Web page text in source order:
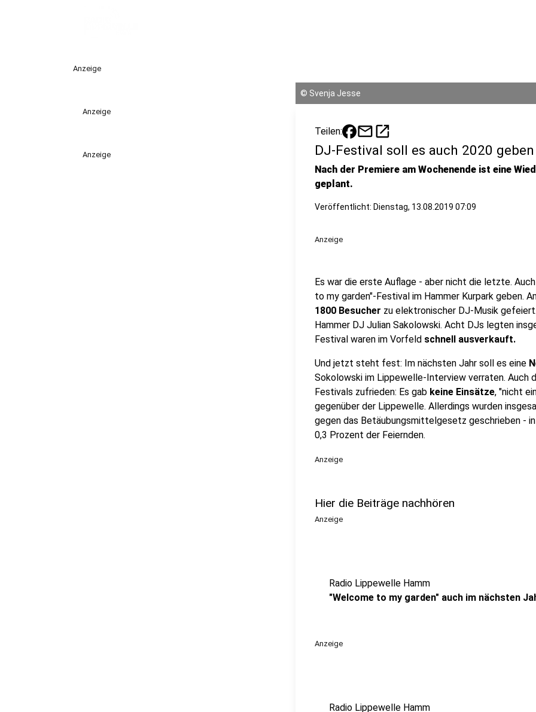
Anzeige
Anzeige
Anzeige
© Svenja Jesse
Teilen: mailopen_in_new
DJ-Festival soll es auch 2020 geben
Nach der Premiere am Wochenende ist eine
geplant.
Veröffentlicht: Dienstag, 13.08.2019 07:09
Anzeige
Es war die erste Auflage - aber nicht die letzte.
to my garden"-Festival im Hammer Kurpark geben.
1800 Besucher zu elektronischer DJ-Musik
Hammer DJ Julian Sakolowski. Acht DJs legten
Festival waren im Vorfeld schnell ausverkauft.
Und jetzt steht fest: Im nächsten Jahr soll es eine
Sokolowski im Lippewelle-Interview verraten. Auch
Festivals zufrieden: Es gab keine Einsätze, "nicht
gegenüber der Lippewelle. Allerdings wurden
gegen das Betäubungsmittelgesetz geschrieben -
0,3 Prozent der Feiernden.
Anzeige
Hier die Beiträge nachhören
Anzeige
Radio Lippewelle Hamm
"Welcome to my garden" auch im nächsten
Anzeige
Radio Lippewelle Hamm